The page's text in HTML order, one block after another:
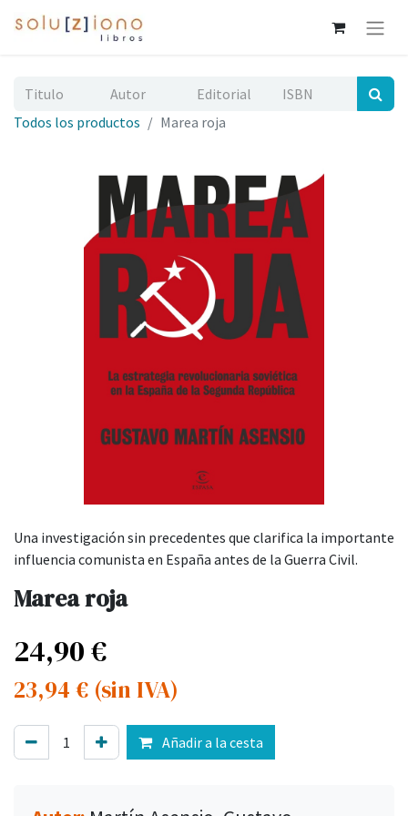
Todos los productos Marea roja
Una investigación sin precedentes que clarifica la importante
influencia comunista en España antes de la Guerra Civil.
Marea roja
24,90€
23,94 € (sin IVA)
Añadir a la cesta